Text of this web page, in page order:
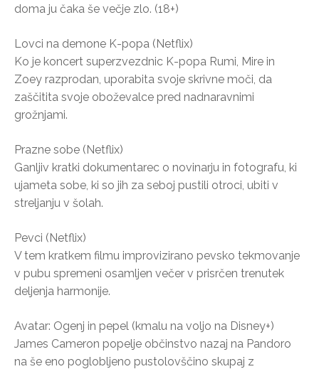
doma ju čaka še večje zlo. (18+)
Lovci na demone K-popa (Netflix)
Ko je koncert superzvezdnic K-popa Rumi, Mire in
Zoey razprodan, uporabita svoje skrivne moči, da
zaščitita svoje oboževalce pred nadnaravnimi
grožnjami.
Prazne sobe (Netflix)
Ganljiv kratki dokumentarec o novinarju in fotografu, ki
ujameta sobe, ki so jih za seboj pustili otroci, ubiti v
streljanju v šolah.
Pevci (Netflix)
V tem kratkem filmu improvizirano pevsko tekmovanje
v pubu spremeni osamljen večer v prisrčen trenutek
deljenja harmonije.
Avatar: Ogenj in pepel (kmalu na voljo na Disney+)
James Cameron popelje občinstvo nazaj na Pandoro
na še eno poglobljeno pustolovščino skupaj z